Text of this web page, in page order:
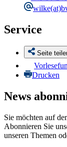
wilke
Service
Seite
Drucken
News
Sie möchten auf
Abonnieren Sie
unseren Themen